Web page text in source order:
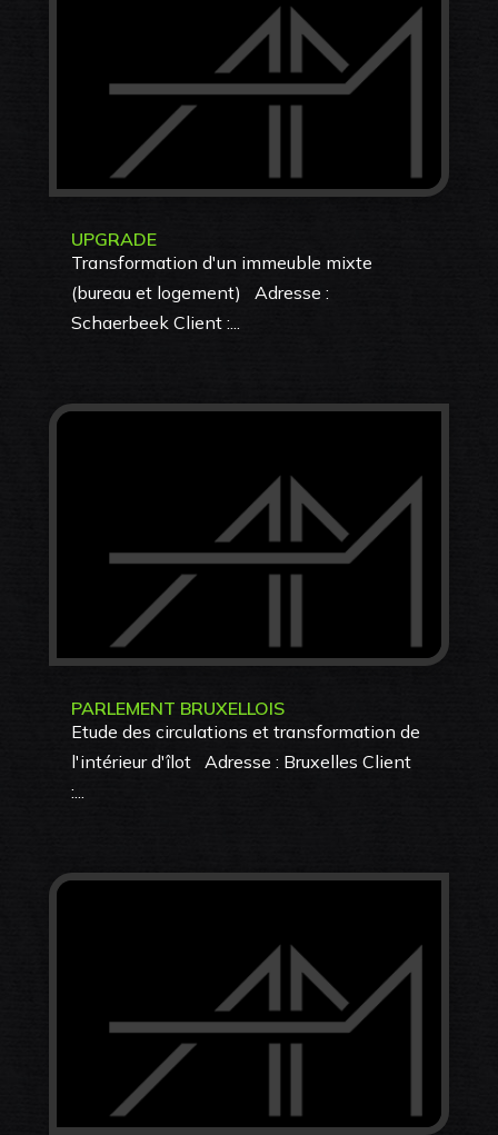
UPGRADE
Transformation d'un immeuble mixte
(bureau et logement) Adresse :
Schaerbeek Client :...
PARLEMENT BRUXELLOIS
Etude des circulations et transformation de
l'intérieur d'îlot Adresse : Bruxelles Client
:...